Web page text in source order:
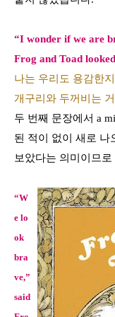
“I wonder if we are
Frog and Toad
나는 우리도 용감한
개구리와 두꺼비는
두 번째 문장에서 a
된 적이 없이 새로 나
보았다는 의미이므
“W
e lo
ok
bra
ve,”
said